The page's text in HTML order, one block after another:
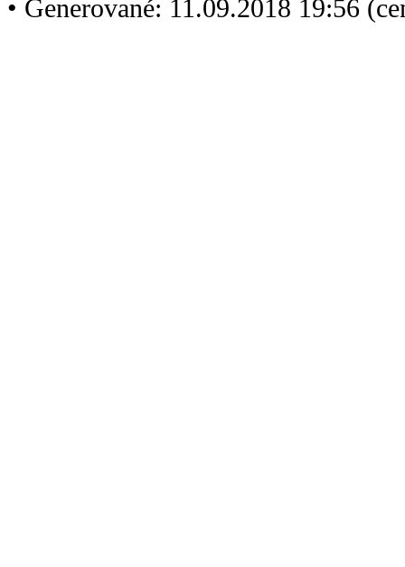
• Generované: 11.09.2018 19:56